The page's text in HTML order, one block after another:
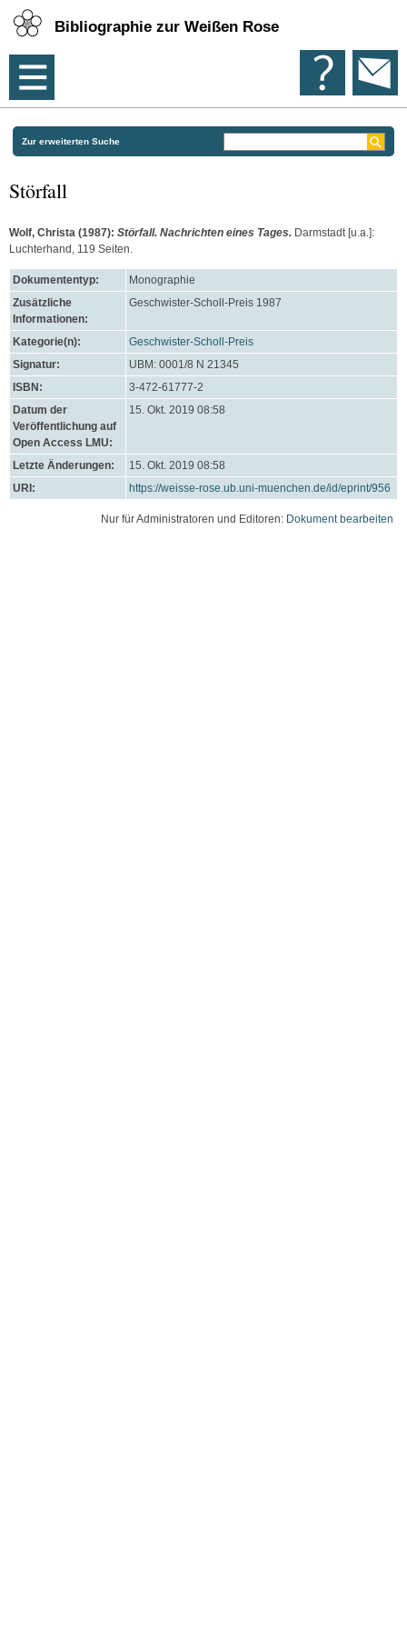
Bibliographie zur Weißen Rose
Zur erweiterten Suche
Störfall
Wolf, Christa (1987): Störfall. Nachrichten eines Tages. Darmstadt [u.a.]:
Luchterhand, 119 Seiten.
Dokumententyp:
Monographie
Zusätzliche
Informationen:
Geschwister-Scholl-Preis 1987
Kategorie(n):
Geschwister-Scholl-Preis
Signatur:
UBM: 0001/8 N 21345
ISBN:
3-472-61777-2
Datum der
Veröffentlichung auf
Open Access LMU:
15. Okt. 2019 08:58
Letzte Änderungen:
15. Okt. 2019 08:58
URI:
https://weisse-rose.ub.uni-muenchen.de/id/eprint/956
Nur für Administratoren und Editoren: Dokument bearbeiten